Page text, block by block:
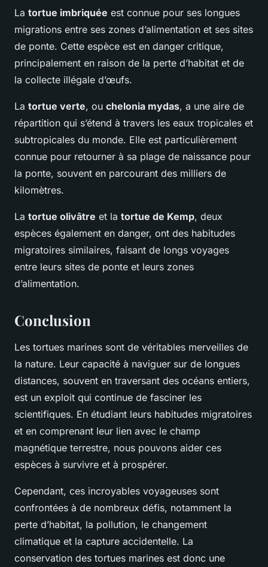
La tortue imbriquée est connue pour ses longues
migrations entre ses zones d’alimentation et ses sites
de ponte. Cette espèce est en danger critique,
principalement en raison de la perte d’habitat et de
la collecte illégale d’œufs.
La tortue verte, ou chelonia mydas, a une aire de
répartition qui s’étend à travers les eaux tropicales et
subtropicales du monde. Elle est particulièrement
connue pour retourner à sa plage de naissance pour
la ponte, souvent en parcourant des milliers de
kilomètres.
La tortue olivâtre et la tortue de Kemp, deux
espèces également en danger, ont des habitudes
migratoires similaires, faisant de longs voyages
entre leurs sites de ponte et leurs zones
d’alimentation.
Conclusion
Les tortues marines sont de véritables merveilles de
la nature. Leur capacité à naviguer sur de longues
distances, souvent en traversant des océans entiers,
est un exploit qui continue de fasciner les
scientifiques. En étudiant leurs habitudes migratoires
et en comprenant leur lien avec le champ
magnétique terrestre, nous pouvons aider ces
espèces à survivre et à prospérer.
Cependant, ces incroyables voyageuses sont
confrontées à de nombreux défis, notamment la
perte d’habitat, la pollution, le changement
climatique et la capture accidentelle. La
conservation des tortues marines est donc une